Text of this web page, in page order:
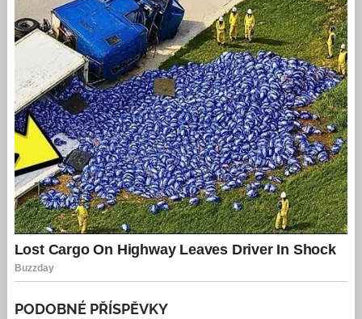
PODOBNÉ PŘÍSPĚVKY